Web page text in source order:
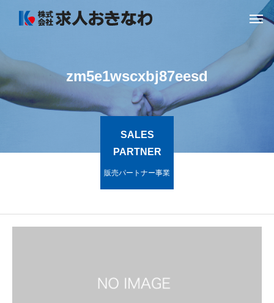
zm5e1wscxbj87eesd
SALES
PARTNER
販売パートナー事業